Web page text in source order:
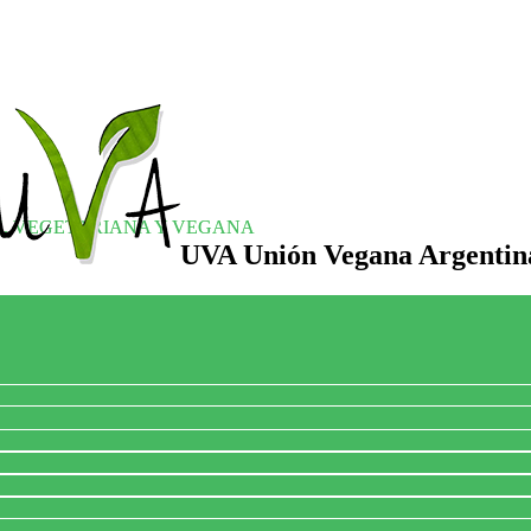
VEGETARIANA Y VEGANA
UVA Unión Vegana